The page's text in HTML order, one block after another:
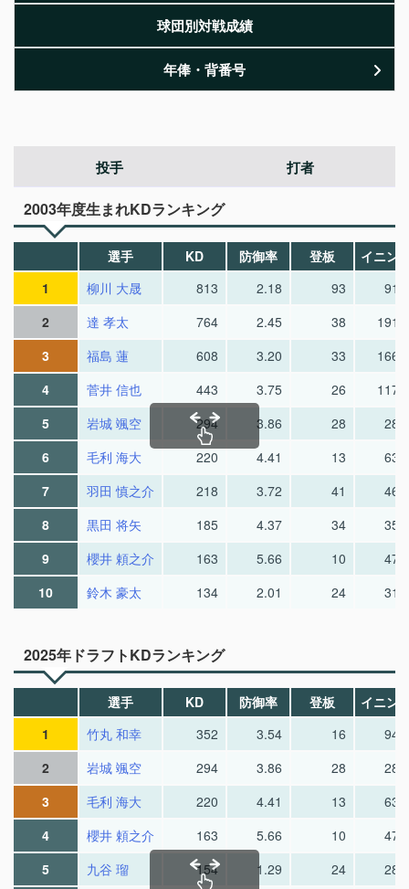
球団別対戦成績
年俸・背番号
投手 打者
2003年度生まれKDランキング
選手 KD 防御率 登板
イニン
1
柳川 大晟 813 2.18 93
91.0
2
達 孝太 764 2.45 38
191.1
3
福島 蓮 608 3.20 33
166.0
4
菅井 信也 443 3.75 26
117.2
5
岩城 颯空 294 3.86 28
28.0
6
毛利 海大 220 4.41 13
63.1
7
羽田 慎之介 218 3.72 41
46.0
8
黒田 将矢 185 4.37 34
35.0
9
櫻井 頼之介 163 5.66 10
47.2
10
鈴木 豪太 134 2.01 24 31.1
2025年ドラフトKDランキング
選手 KD 防御率 登板
イニン
1
竹丸 和幸 352 3.54 16
94.0
2
岩城 颯空 294 3.86 28
28.0
3
毛利 海大 220 4.41 13
63.1
4
櫻井 頼之介 163 5.66 10
47.2
5
九谷 瑠 154 1.29 24
28.0